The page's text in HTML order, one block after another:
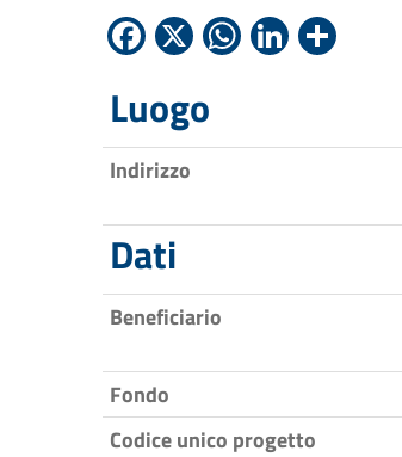
Facebook
X WhatsApp
LinkedIn
Luogo
Indirizzo
Dati
Beneficiario
Fondo
Codice unico progetto